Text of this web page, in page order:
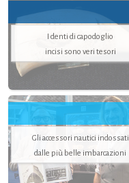
I denti di capodoglio
incisi sono veri tesori
Gli accessori nautici indossati
dalle più belle imbarcazioni